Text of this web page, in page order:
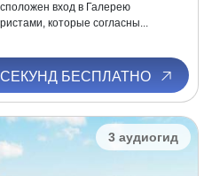
вход в Галерею
которые согласны...
БЕСПЛАТНО
3 аудиогид